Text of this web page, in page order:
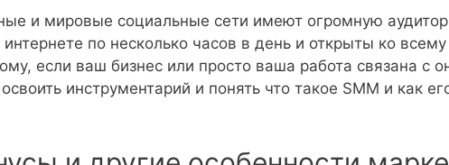
и мировые социальные сети имеют огромную
по несколько часов в день и открыты ко
если ваш бизнес или просто ваша работа связана с
инструментарий и понять что такое SMM и как